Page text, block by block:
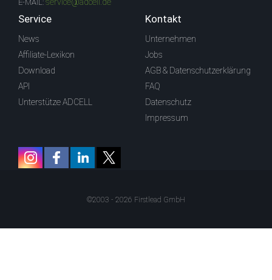
E-MAIL:
Service
News
Affiliate-Lexikon
Download
API
Unterstütze ADCELL
Kontakt
Unternehmen
Jobs
AGB & Datenschutzerklärung
FAQ
Datenschutz
Impressum
©2003 - 2026 Firstlead GmbH